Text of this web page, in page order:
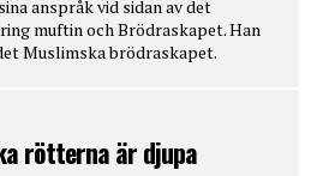
anspråk vid sidan av det
muftin och Brödraskapet. Han
Muslimska brödraskapet.
rötterna är djupa